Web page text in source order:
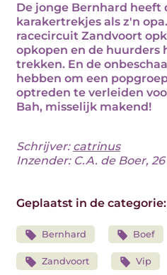
De jonge Bernhard heeft
karakertrekjes als z'n
racecircuit Zandvoort
opkopen en de huurders
trekken. En de
hebben om een
optreden te verleiden
Bah, misselijk makend!
Schrijver: catrinus
Inzender: C.A. de Boer,
Geplaatst in de categorie:
Bernhard Boef
Zandvoort Vip